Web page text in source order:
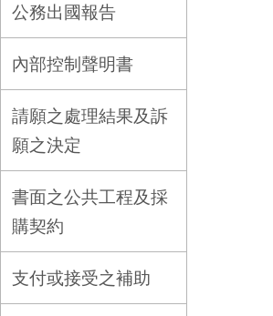
公務出國報告
內部控制聲明書
請願之處理結果及訴
願之決定
書面之公共工程及採
購契約
支付或接受之補助